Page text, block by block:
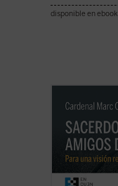
disponible en
El Prefecto
sacerdotal en
«los
desgaste han
desconcierto, ...